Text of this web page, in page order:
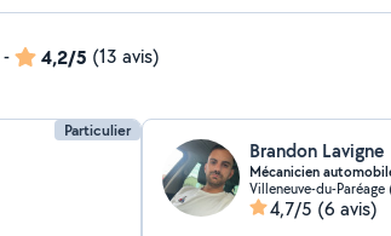
- 4,2/5 (13 avis)
Particulier
Brandon Lavigne
Mécanicien
4,7/5 (6 avis)